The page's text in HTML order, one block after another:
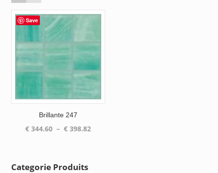
Save
Brillante 247
€344.60 – €398.82Plage
Categorie Produits